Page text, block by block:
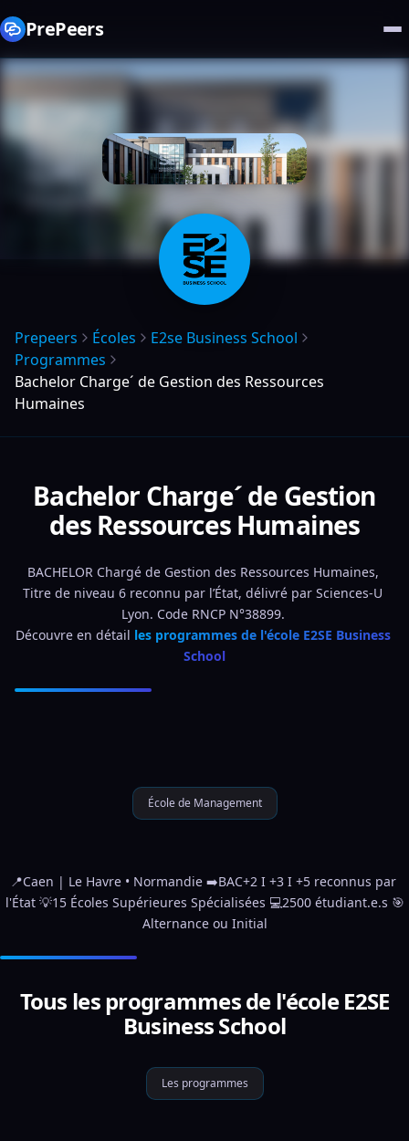
PrePeers
Prepeers Écoles
E2se Business School
Programmes
Bachelor Charge´ de Gestion des Ressources
Humaines
Bachelor Charge´ de Gestion
des Ressources Humaines
BACHELOR Chargé de Gestion des Ressources Humaines,
Titre de niveau 6 reconnu par l’État, délivré par Sciences-U
Lyon. Code RNCP N°38899.
Découvre en détail les programmes de l'école E2SE Business
School
École de Management
📍Caen | Le Havre • Normandie ➡️BAC+2 I +3 I +5 reconnus par
l'État 💡15 Écoles Supérieures Spécialisées 💻2500 étudiant.e.s 🎯
Alternance ou Initial
Tous les programmes de l'école E2SE
Business School
Les programmes